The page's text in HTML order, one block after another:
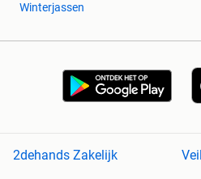
Winterjassen
2dehands Zakelijk